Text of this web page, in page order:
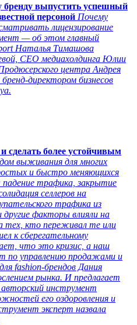
бренду выпустить успешный
персоной Почему
лицензирование
— об этом главный
Наталья Тимашова
СЕО медиахолдинга Юлии
центра Андрея
директором бизнесов
сделать более устойчивым
выживания для многих
и быстро меняющихся
падение трафика, закрытие
селлеров на
трафика из
другие факторы влияли на
тех, кто переживал те или
к сберегательному
что это кризис, а наш
по управлению продажами и
fashion-брендов Дания
рынка. И предлагает
инструмент
его оздоровления и
эксперт назвала